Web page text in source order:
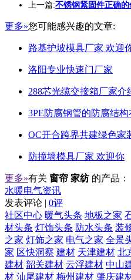
上一篇:不锈钢紧固件正确的
更多»您可能感兴趣的文章:
路基护坡模具厂家 欢迎
洛阳专业快速门厂家
288芯光缆交接箱厂家介
3PE防腐钢管的防腐结
OC开合跨界共建绿色家
防撞墙模具厂家 欢迎你
更多»有关 窗帘 家纺 的产品：
水暖电气资讯
发表评论 | 0评
社区中心 暖气头条 地板之家
材头条 灯饰头条 防水头条 装
之家 灯饰之家 电气之家 全景
家 区快洞察 建材 天津建材 北
建材 韶关建材 云浮建材 中山
材 汕尾建材 梅州建材 肇庆建